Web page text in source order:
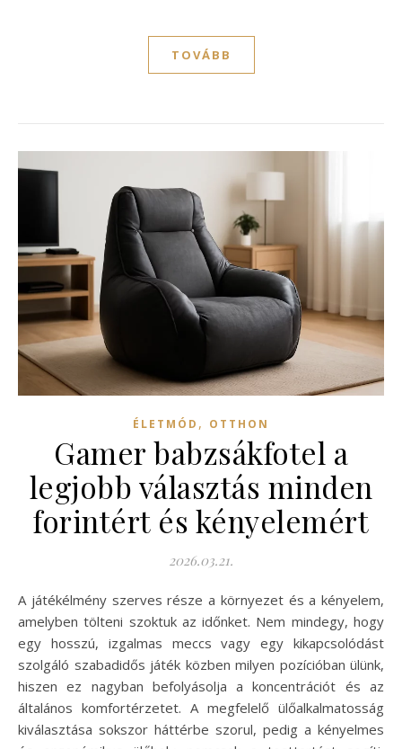
TOVÁBB
ÉLETMÓD , OTTHON
Gamer babzsákfotel a
legjobb választás minden
forintért és kényelemért
2026.03.21.
A játékélmény szerves része a környezet és a kényelem,
amelyben tölteni szoktuk az időnket. Nem mindegy, hogy
egy hosszú, izgalmas meccs vagy egy kikapcsolódást
szolgáló szabadidős játék közben milyen pozícióban ülünk,
hiszen ez nagyban befolyásolja a koncentrációt és az
általános komfortérzetet. A megfelelő ülőalkalmatosság
kiválasztása sokszor háttérbe szorul, pedig a kényelmes